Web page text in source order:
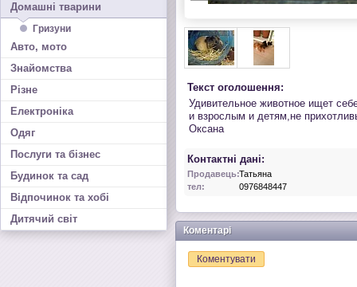
Домашні тварини
Гризуни
Авто, мото
Знайомства
Різне
Електроніка
Одяг
Послуги та бізнес
Будинок та сад
Відпочинок та хобі
Дитячий світ
Текст оголошення:
Удивительное животное ищет
и взрослым и детям,не
Оксана
Контактні дані:
Продавець:Татьяна
тел:
0976848447
Коментарі
Коментувати